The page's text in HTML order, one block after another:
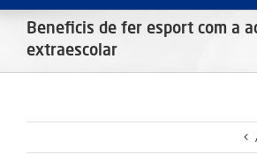
CLUB
Beneficis de fer esport com a
extraescolar